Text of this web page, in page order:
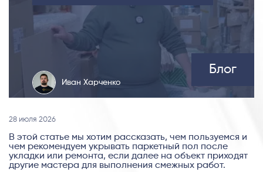
Иван Харченко
Блог
28 июля 2026
В этой статье мы хотим рассказать, чем пользуемся и
чем рекомендуем укрывать паркетный пол после
укладки или ремонта, если далее на объект приходят
другие мастера для выполнения смежных работ.